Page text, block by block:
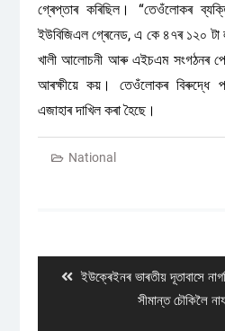
গ্ৰেপ্তাৰ কৰিছিল। “তেওঁলোকৰ
ইউবিজিএল গ্ৰেনেড, এ কে ৪৭ৰ ১২০
খালী আলোচনী আৰু এইচএম সংগঠনৰ
আৰক্ষীয়ে কয়। তেওঁলোকৰ বিৰুদ্ধে
এজাহাৰ দাখিল কৰা হৈছে।
National
Previous
ইউক্ৰেইনৰ ভাৰতীয় দূতাবাসে
সীমান্ত চৌকিলৈ